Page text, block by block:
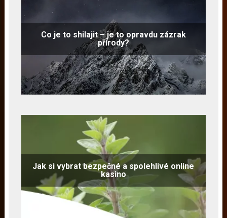
Co je to shilajit – je to opravdu zázrak
přírody?
Jak si vybrat bezpečné a spolehlivé online
kasino